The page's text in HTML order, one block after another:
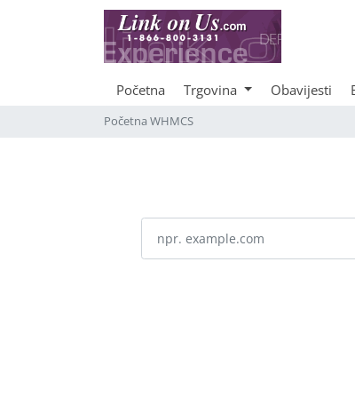
Početna Trgovina Obavijesti
Početna WHMCS